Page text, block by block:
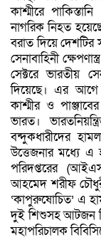
কাশ্মীরে
নাগরিক নিহত
বরাত দিয়ে দেশটির
সেনাবাহিনী
সেক্টরে ভারতীয়
দিয়েছে। এর আগে
কাশ্মীর ও
ভারত।
বন্দুকধারীদের
উত্তেজনার মধ্যে এ
পরিদপ্তরের
আহমেদ শরীফ
‘কাপুরুষোচিত’ এ
দুই শিশুসহ আটজন
মহাপরিচালক